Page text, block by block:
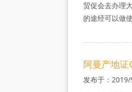
贸促会去办理
的途经可以做
阿曼产地证
发布于：